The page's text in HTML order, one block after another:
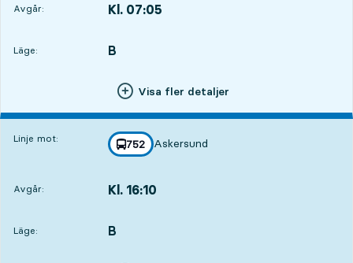
Avgår: Kl. 07:05
Läge:
LÄGE, B
,
Visa fler detaljer
Linje mot: linje
752
mot
Askersund
,
Avgår: Kl. 16:10
Läge:
LÄGE, B
,